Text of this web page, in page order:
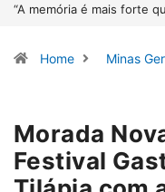
4º Fliparacatu tem
Home Minas
Morada
Festival